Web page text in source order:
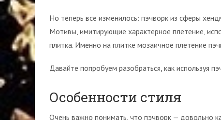
Но теперь все изменилось: пэчворк из сферы
Мотивы, имитирующие характерное плетение,
плитка. Именно на плитке мозаичное плетение
Давайте попробуем разобраться, как используя
Особенности стиля
Очень важно понимать, что пэчворк — довольно